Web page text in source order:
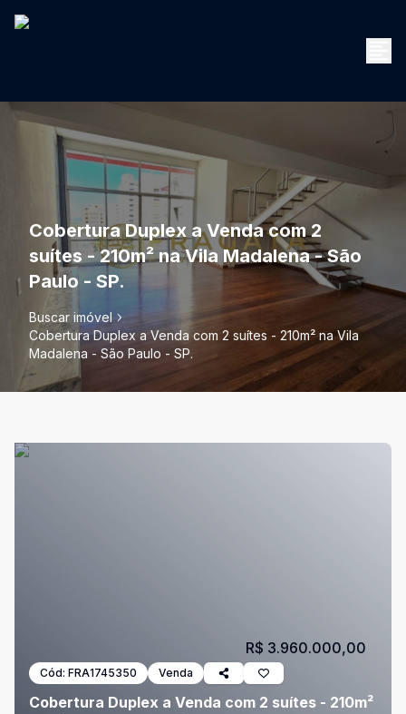
Cobertura Duplex a Venda com 2
suítes - 210m² na Vila Madalena - São
Paulo - SP.
Buscar imóvel
Cobertura Duplex a Venda com 2 suítes - 210m² na Vila
Madalena - São Paulo - SP.
Cód: FRA1745350 Venda
Cobertura Duplex a Venda com 2 suítes - 210m²
R$ 3.960.000,00